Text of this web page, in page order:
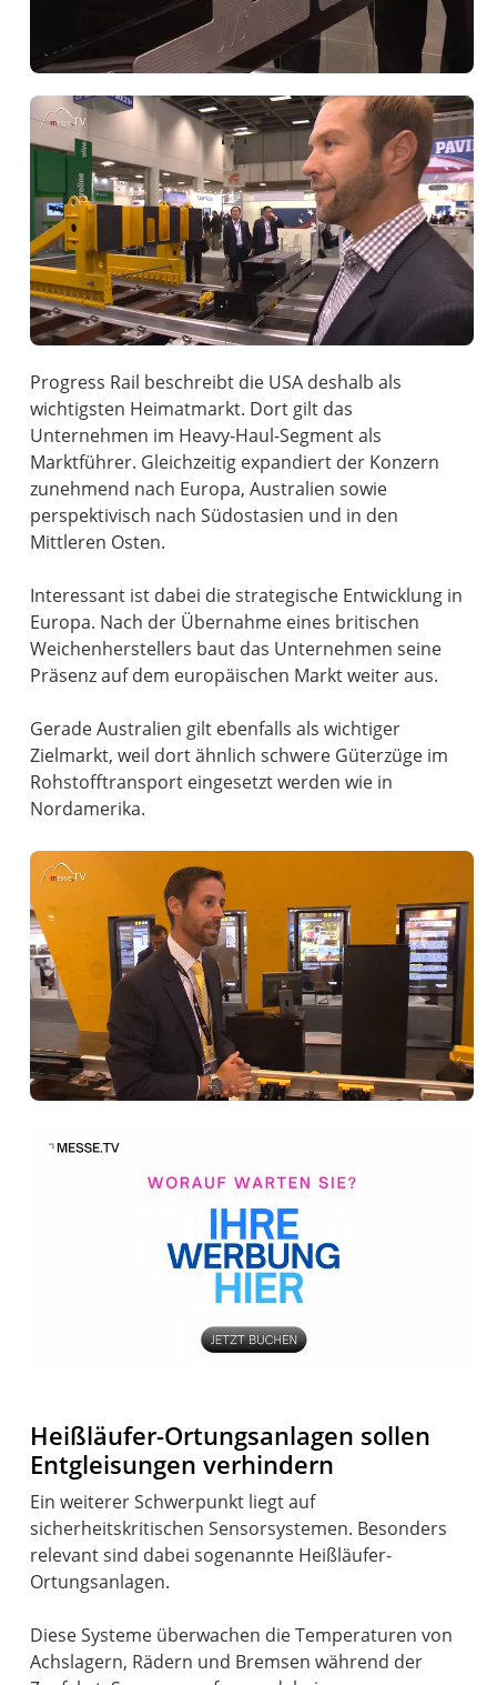
Progress Rail beschreibt die USA deshalb als
wichtigsten Heimatmarkt. Dort gilt das
Unternehmen im Heavy-Haul-Segment als
Marktführer. Gleichzeitig expandiert der Konzern
zunehmend nach Europa, Australien sowie
perspektivisch nach Südostasien und in den
Mittleren Osten.
Interessant ist dabei die strategische Entwicklung in
Europa. Nach der Übernahme eines britischen
Weichenherstellers baut das Unternehmen seine
Präsenz auf dem europäischen Markt weiter aus.
Gerade Australien gilt ebenfalls als wichtiger
Zielmarkt, weil dort ähnlich schwere Güterzüge im
Rohstofftransport eingesetzt werden wie in
Nordamerika.
Heißläufer-Ortungsanlagen sollen
Entgleisungen verhindern
Ein weiterer Schwerpunkt liegt auf
sicherheitskritischen Sensorsystemen. Besonders
relevant sind dabei sogenannte Heißläufer-
Ortungsanlagen.
Diese Systeme überwachen die Temperaturen von
Achslagern, Rädern und Bremsen während der